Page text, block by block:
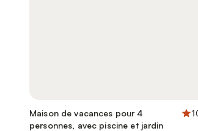
Maison de vacances pour 4
personnes, avec piscine et jardin